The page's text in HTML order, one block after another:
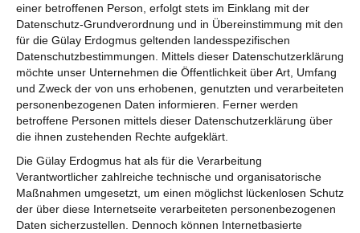
einer betroffenen Person, erfolgt stets im Einklang mit der
Datenschutz-Grundverordnung und in Übereinstimmung mit den
für die Gülay Erdogmus geltenden landesspezifischen
Datenschutzbestimmungen. Mittels dieser Datenschutzerklärung
möchte unser Unternehmen die Öffentlichkeit über Art, Umfang
und Zweck der von uns erhobenen, genutzten und verarbeiteten
personenbezogenen Daten informieren. Ferner werden
betroffene Personen mittels dieser Datenschutzerklärung über
die ihnen zustehenden Rechte aufgeklärt.
Die Gülay Erdogmus hat als für die Verarbeitung
Verantwortlicher zahlreiche technische und organisatorische
Maßnahmen umgesetzt, um einen möglichst lückenlosen Schutz
der über diese Internetseite verarbeiteten personenbezogenen
Daten sicherzustellen. Dennoch können Internetbasierte